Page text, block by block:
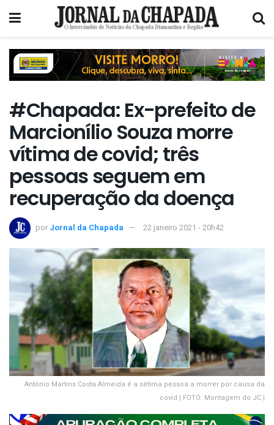
#Chapada: Ex-prefeito de
Marcionílio Souza morre
vítima de covid; três
pessoas seguem em
recuperação da doença
por Jornal da Chapada 22 janeiro 2021 - 20h42
Antônio Martins Costa Almeida é a sétima pessoa a morrer por causa da
covid | FOTO: Montagem do JC |